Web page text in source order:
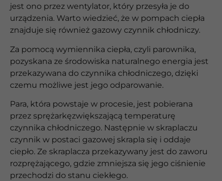
jest ono przez wentylator, który przesyła je do
urządzenia. Warto wiedzieć, że w pompach ciepła
znajduje się również gazowy czynnik chłodniczy.
Za pomocą wymiennika ciepła, czyli parownika,
pozyskana ze środowiska naturalnego energia jest
przekazywana do czynnika chłodniczego, dzięki
czemu możliwe jest jego odparowanie.
Para, która powstaje w procesie, jest pobierana
przez sprężarkęzwiększającą temperaturę
czynnika chłodniczego. Następnie w skraplaczu
czynnik w postaci gazowej skrapla się i oddaje
ciepło. Ze skraplacza przekazywany jest do zaworu
rozprężającego, gdzie zmniejsza się jego ciśnienie
przechodzi do stanu ciekłego.